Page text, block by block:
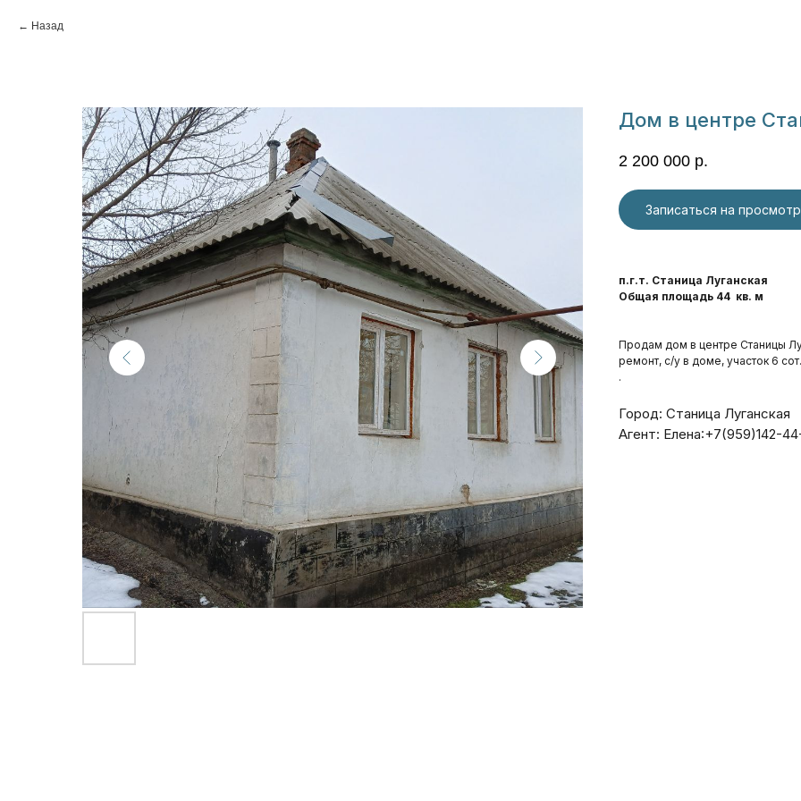
Назад
Дом в центре
2 200 000 р.
Записаться на просмотр
п.г.т. Станица Луганская
Общая площадь 44 кв. м
Продам дом в центре Станицы
ремонт, с/у в доме, участок 6
.
Город: Станица Луганская
Агент: Елена:+7(959)142-